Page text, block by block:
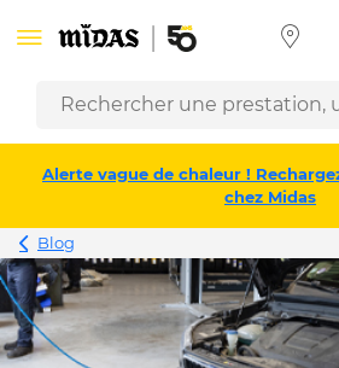
Alerte vague de chaleur !
chez Midas
Blog